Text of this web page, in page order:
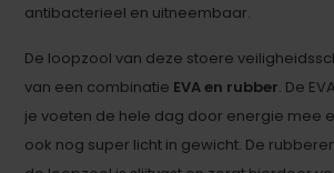
antibacterieel en uitneembaar.
De loopzool van deze stoere
van een combinatie EVA en rubber. De
je voeten de hele dag door energie mee
ook nog super licht in gewicht. De